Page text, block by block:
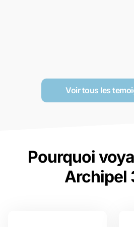
Voir tous les
Pourquoi
Archipel